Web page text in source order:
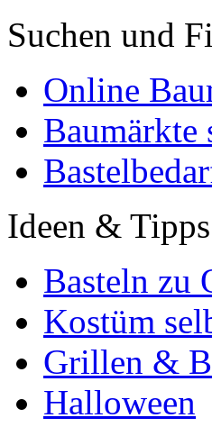
Suchen und
Online
Baumärkte
Ideen & Tipps
Basteln zu
Kostüm
Grillen &
Halloween